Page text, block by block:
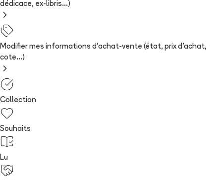
dédicace, ex-libris...)
Modifier mes informations d'achat-vente (état, prix d'achat,
cote...)
Collection
Souhaits
Lu